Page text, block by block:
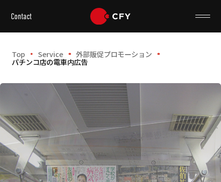
Contact
Top Service 外部販促プロモーション
パチンコ店の電車内広告